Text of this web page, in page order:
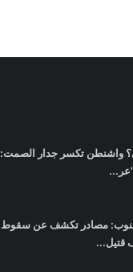
واشنطن تكسر جدار الصمت:
مصادر تكشف عن سقوط